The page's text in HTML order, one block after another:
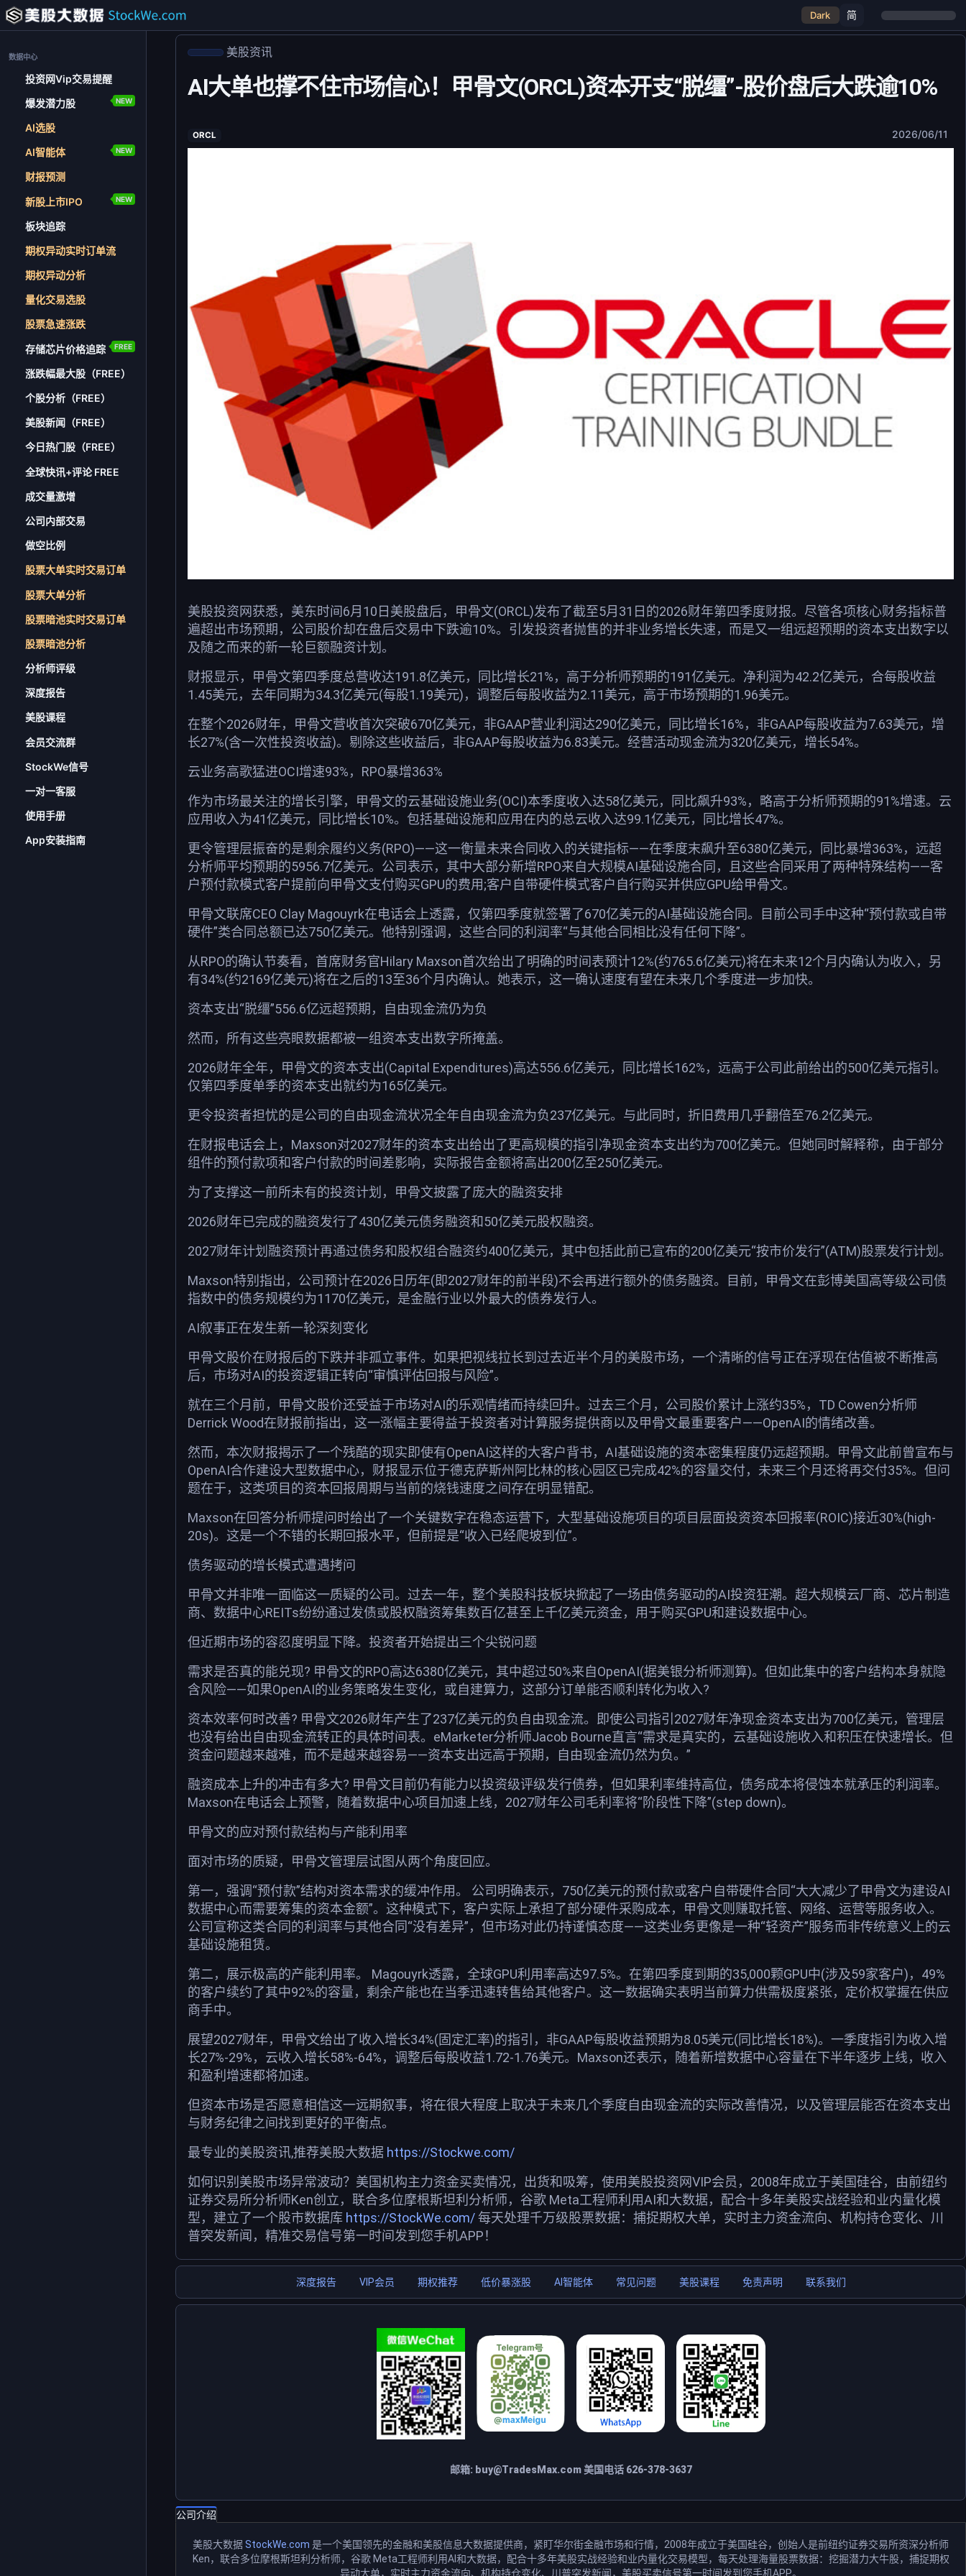
数据中心
投资网Vip交易提醒
爆发潜力股 NEW
AI选股
AI智能体 NEW
财报预测
新股上市IPO NEW
板块追踪
期权异动实时订单流
期权异动分析
量化交易选股
股票急速涨跌
存储芯片价格追踪 FREE
涨跌幅最大股（FREE）
个股分析（FREE）
美股新闻（FREE）
今日热门股（FREE）
全球快讯+评论 FREE
成交量激增
公司内部交易
做空比例
股票大单实时交易订单
股票大单分析
股票暗池实时交易订单
股票暗池分析
分析师评级
深度报告
美股课程
会员交流群
StockWe信号
一对一客服
使用手册
App安装指南
Dark 简
美股资讯
AI大单也撑不住市场信心！甲骨文(ORCL)资本开支“脱缰”-股价盘后大跌逾10%
ORCL 2026/06/11
美股投资网获悉，美东时间6月10日美股盘后，甲骨文(ORCL)发布了截至5月31日的2026财年第四季度财报。尽管各项核心财务指标普
遍超出市场预期，公司股价却在盘后交易中下跌逾10%。引发投资者抛售的并非业务增长失速，而是又一组远超预期的资本支出数字以
及随之而来的新一轮巨额融资计划。
财报显示，甲骨文第四季度总营收达191.8亿美元，同比增长21%，高于分析师预期的191亿美元。净利润为42.2亿美元，合每股收益
1.45美元，去年同期为34.3亿美元(每股1.19美元)，调整后每股收益为2.11美元，高于市场预期的1.96美元。
在整个2026财年，甲骨文营收首次突破670亿美元，非GAAP营业利润达290亿美元，同比增长16%，非GAAP每股收益为7.63美元，增
长27%(含一次性投资收益)。剔除这些收益后，非GAAP每股收益为6.83美元。经营活动现金流为320亿美元，增长54%。
云业务高歌猛进OCI增速93%，RPO暴增363%
作为市场最关注的增长引擎，甲骨文的云基础设施业务(OCI)本季度收入达58亿美元，同比飙升93%，略高于分析师预期的91%增速。云
应用收入为41亿美元，同比增长10%。包括基础设施和应用在内的总云收入达99.1亿美元，同比增长47%。
更令管理层振奋的是剩余履约义务(RPO)——这一衡量未来合同收入的关键指标——在季度末飙升至6380亿美元，同比暴增363%，远超
分析师平均预期的5956.7亿美元。公司表示，其中大部分新增RPO来自大规模AI基础设施合同，且这些合同采用了两种特殊结构——客
户预付款模式客户提前向甲骨文支付购买GPU的费用;客户自带硬件模式客户自行购买并供应GPU给甲骨文。
甲骨文联席CEO Clay Magouyrk在电话会上透露，仅第四季度就签署了670亿美元的AI基础设施合同。目前公司手中这种“预付款或自带
硬件”类合同总额已达750亿美元。他特别强调，这些合同的利润率“与其他合同相比没有任何下降”。
从RPO的确认节奏看，首席财务官Hilary Maxson首次给出了明确的时间表预计12%(约765.6亿美元)将在未来12个月内确认为收入，另
有34%(约2169亿美元)将在之后的13至36个月内确认。她表示，这一确认速度有望在未来几个季度进一步加快。
资本支出“脱缰”556.6亿远超预期，自由现金流仍为负
然而，所有这些亮眼数据都被一组资本支出数字所掩盖。
2026财年全年，甲骨文的资本支出(Capital Expenditures)高达556.6亿美元，同比增长162%，远高于公司此前给出的500亿美元指引。
仅第四季度单季的资本支出就约为165亿美元。
更令投资者担忧的是公司的自由现金流状况全年自由现金流为负237亿美元。与此同时，折旧费用几乎翻倍至76.2亿美元。
在财报电话会上，Maxson对2027财年的资本支出给出了更高规模的指引净现金资本支出约为700亿美元。但她同时解释称，由于部分
组件的预付款项和客户付款的时间差影响，实际报告金额将高出200亿至250亿美元。
为了支撑这一前所未有的投资计划，甲骨文披露了庞大的融资安排
2026财年已完成的融资发行了430亿美元债务融资和50亿美元股权融资。
2027财年计划融资预计再通过债务和股权组合融资约400亿美元，其中包括此前已宣布的200亿美元“按市价发行”(ATM)股票发行计划。
Maxson特别指出，公司预计在2026日历年(即2027财年的前半段)不会再进行额外的债务融资。目前，甲骨文在彭博美国高等级公司债
指数中的债务规模约为1170亿美元，是金融行业以外最大的债券发行人。
AI叙事正在发生新一轮深刻变化
甲骨文股价在财报后的下跌并非孤立事件。如果把视线拉长到过去近半个月的美股市场，一个清晰的信号正在浮现在估值被不断推高
后，市场对AI的投资逻辑正转向“审慎评估回报与风险”。
就在三个月前，甲骨文股价还受益于市场对AI的乐观情绪而持续回升。过去三个月，公司股价累计上涨约35%，TD Cowen分析师
Derrick Wood在财报前指出，这一涨幅主要得益于投资者对计算服务提供商以及甲骨文最重要客户——OpenAI的情绪改善。
然而，本次财报揭示了一个残酷的现实即使有OpenAI这样的大客户背书，AI基础设施的资本密集程度仍远超预期。甲骨文此前曾宣布与
OpenAI合作建设大型数据中心，财报显示位于德克萨斯州阿比林的核心园区已完成42%的容量交付，未来三个月还将再交付35%。但问
题在于，这类项目的资本回报周期与当前的烧钱速度之间存在明显错配。
Maxson在回答分析师提问时给出了一个关键数字在稳态运营下，大型基础设施项目的项目层面投资资本回报率(ROIC)接近30%(high-
20s)。这是一个不错的长期回报水平，但前提是“收入已经爬坡到位”。
债务驱动的增长模式遭遇拷问
甲骨文并非唯一面临这一质疑的公司。过去一年，整个美股科技板块掀起了一场由债务驱动的AI投资狂潮。超大规模云厂商、芯片制造
商、数据中心REITs纷纷通过发债或股权融资筹集数百亿甚至上千亿美元资金，用于购买GPU和建设数据中心。
但近期市场的容忍度明显下降。投资者开始提出三个尖锐问题
需求是否真的能兑现? 甲骨文的RPO高达6380亿美元，其中超过50%来自OpenAI(据美银分析师测算)。但如此集中的客户结构本身就隐
含风险——如果OpenAI的业务策略发生变化，或自建算力，这部分订单能否顺利转化为收入?
资本效率何时改善? 甲骨文2026财年产生了237亿美元的负自由现金流。即使公司指引2027财年净现金资本支出为700亿美元，管理层
也没有给出自由现金流转正的具体时间表。eMarketer分析师Jacob Bourne直言“需求是真实的，云基础设施收入和积压在快速增长。但
资金问题越来越难，而不是越来越容易——资本支出远高于预期，自由现金流仍然为负。”
融资成本上升的冲击有多大? 甲骨文目前仍有能力以投资级评级发行债券，但如果利率维持高位，债务成本将侵蚀本就承压的利润率。
Maxson在电话会上预警，随着数据中心项目加速上线，2027财年公司毛利率将“阶段性下降”(step down)。
甲骨文的应对预付款结构与产能利用率
面对市场的质疑，甲骨文管理层试图从两个角度回应。
第一，强调“预付款”结构对资本需求的缓冲作用。 公司明确表示，750亿美元的预付款或客户自带硬件合同“大大减少了甲骨文为建设AI
数据中心而需要筹集的资本金额”。这种模式下，客户实际上承担了部分硬件采购成本，甲骨文则赚取托管、网络、运营等服务收入。
公司宣称这类合同的利润率与其他合同“没有差异”，但市场对此仍持谨慎态度——这类业务更像是一种“轻资产”服务而非传统意义上的云
基础设施租赁。
第二，展示极高的产能利用率。 Magouyrk透露，全球GPU利用率高达97.5%。在第四季度到期的35,000颗GPU中(涉及59家客户)，49%
的客户续约了其中92%的容量，剩余产能也在当季迅速转售给其他客户。这一数据确实表明当前算力供需极度紧张，定价权掌握在供应
商手中。
展望2027财年，甲骨文给出了收入增长34%(固定汇率)的指引，非GAAP每股收益预期为8.05美元(同比增长18%)。一季度指引为收入增
长27%-29%，云收入增长58%-64%，调整后每股收益1.72-1.76美元。Maxson还表示，随着新增数据中心容量在下半年逐步上线，收入
和盈利增速都将加速。
但资本市场是否愿意相信这一远期叙事，将在很大程度上取决于未来几个季度自由现金流的实际改善情况，以及管理层能否在资本支出
与财务纪律之间找到更好的平衡点。
最专业的美股资讯,推荐美股大数据 https://Stockwe.com/
如何识别美股市场异常波动？美国机构主力资金买卖情况，出货和吸筹，使用美股投资网VIP会员，2008年成立于美国硅谷，由前纽约
证券交易所分析师Ken创立，联合多位摩根斯坦利分析师，谷歌 Meta工程师利用AI和大数据，配合十多年美股实战经验和业内量化模
型，建立了一个股市数据库 https://StockWe.com/每天处理千万级股票数据：捕捉期权大单，实时主力资金流向、机构持仓变化、川
普突发新闻，精准交易信号第一时间发到您手机APP！
深度报告 VIP会员 期权推荐 低价暴涨股 AI智能体 常见问题 美股课程 免责声明 联系我们
邮箱: buy@TradesMax.com美国电话 626-378-3637
公司介绍
美股大数据StockWe.com 是一个美国领先的金融和美股信息大数据提供商，紧盯华尔街金融市场和行情，2008年成立于美国硅谷，创始人是前纽约证券交易所资深分析师
Ken，联合多位摩根斯坦利分析师，谷歌 Meta工程师利用AI和大数据，配合十多年美股实战经验和业内量化交易模型，每天处理海量股票数据：挖掘潜力大牛股，捕捉期权
异动大单，实时主力资金流向、机构持仓变化、川普突发新闻，美股买卖信号第一时间发到您手机APP。